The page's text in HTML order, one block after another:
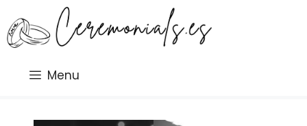
al
contenido
Menu